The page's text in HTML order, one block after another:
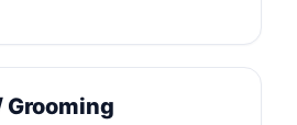
Grooming